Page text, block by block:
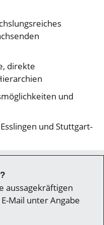
direkte
und
und Stuttgart-
aussagekräftigen
Mail unter Angabe